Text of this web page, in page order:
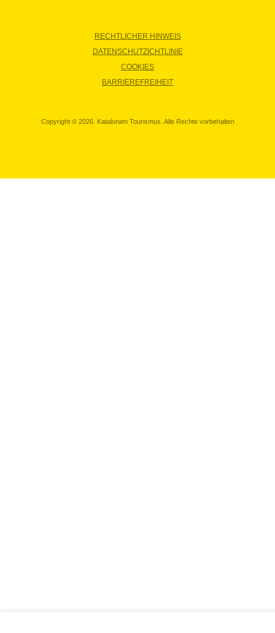
RECHTLICHER HINWEIS
DATENSCHUTZICHTLINIE
COOKIES
BARRIEREFREIHEIT
Copyright © 2026. Katalonien Tourismus. Alle Rechte vorbehalten